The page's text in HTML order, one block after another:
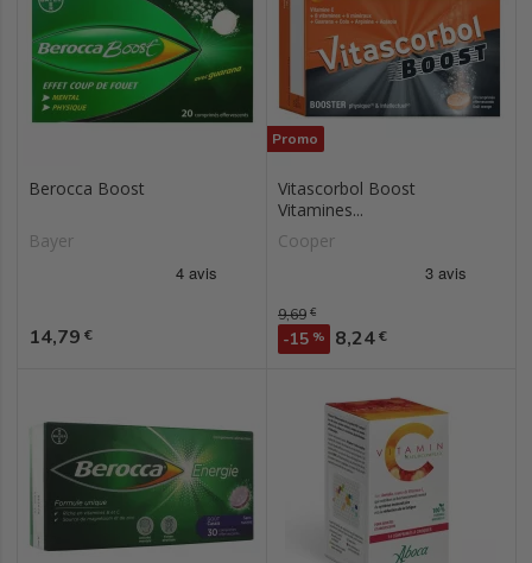
Berocca Boost
Bayer
Prix
14,79 €
Promo
Vitascorbol Boost
Vitamines...
Cooper
Prix de base
9,69 €
-15 % Prix
8,24€